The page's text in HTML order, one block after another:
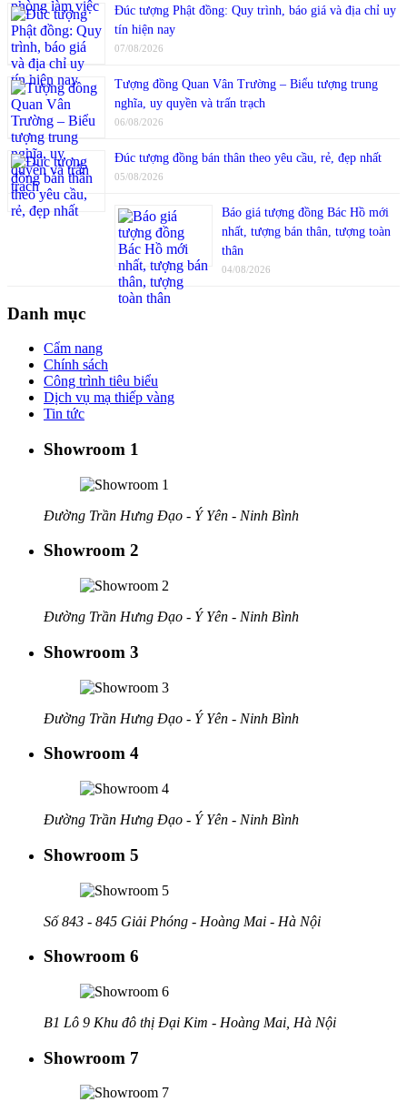
Đúc tượng Phật đồng: Quy trình, báo giá và địa chỉ uy
tín hiện nay
07/08/2026
Tượng đồng Quan Vân Trường – Biểu tượng trung
nghĩa, uy quyền và trấn trạch
06/08/2026
Đúc tượng đồng bán thân theo yêu cầu, rẻ, đẹp nhất
05/08/2026
Báo giá tượng đồng Bác Hồ mới
nhất, tượng bán thân, tượng toàn
thân
04/08/2026
Danh mục
Cẩm nang
Chính sách
Công trình tiêu biểu
Dịch vụ mạ thiếp vàng
Tin tức
Showroom 1
Đường Trần Hưng Đạo - Ý Yên - Ninh Bình
Showroom 2
Đường Trần Hưng Đạo - Ý Yên - Ninh Bình
Showroom 3
Đường Trần Hưng Đạo - Ý Yên - Ninh Bình
Showroom 4
Đường Trần Hưng Đạo - Ý Yên - Ninh Bình
Showroom 5
Số 843 - 845 Giải Phóng - Hoàng Mai - Hà Nội
Showroom 6
B1 Lô 9 Khu đô thị Đại Kim - Hoàng Mai, Hà Nội
Showroom 7